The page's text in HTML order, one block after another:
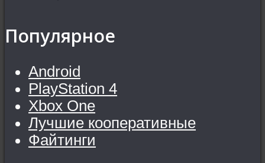
Популярное
Android
PlayStation 4
Xbox One
Лучшие кооперативные
Файтинги